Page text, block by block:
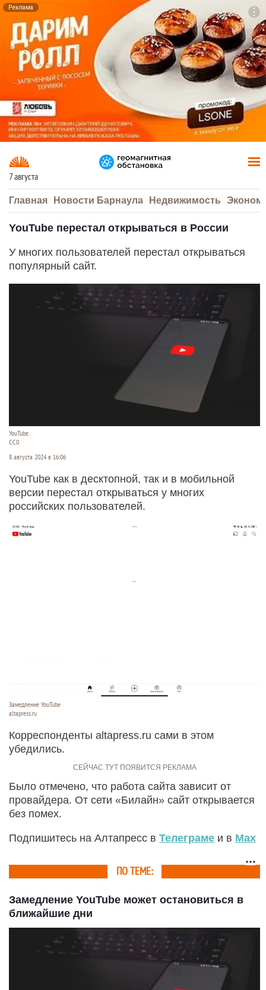
Реклама
7 августа
Главная Новости Барнаула Недвижимость
YouTube перестал открываться в России
У многих пользователей перестал открываться
популярный сайт.
YouTube.
CC0
8 августа 2024 в 16:06
YouTube как в десктопной, так и в мобильной
версии перестал открываться у многих
российских пользователей.
Замедление YouTube
altapress.ru
Корреспонденты altapress.ru сами в этом
убедились.
Было отмечено, что работа сайта зависит от
провайдера. От сети «Билайн» сайт открывается
без помех.
Подпишитесь на Алтапресс в Телеграме и в Max
ПО ТЕМЕ:
Замедление YouTube может остановиться в
ближайшие дни